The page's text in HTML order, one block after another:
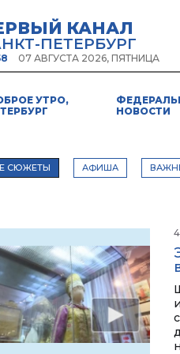
КАНАЛ
ПЕТЕРБУРГ
07 АВГУСТА 2026, ПЯТНИЦА
УТРО,
НОВОСТИ
СЮЖЕТЫ АФИША